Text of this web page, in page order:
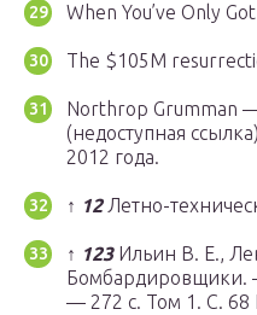
When You’ve Only
The $105M
Northrop Grumman
(недоступная
2012 года.
↑ 12Летно-
↑ 123Ильин В. Е.,
Бомбардировщики.
— 272 с. Том 1. С. 68